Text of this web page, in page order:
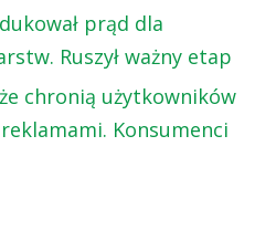
prąd dla
Ruszył ważny etap
chronią użytkowników
Konsumenci